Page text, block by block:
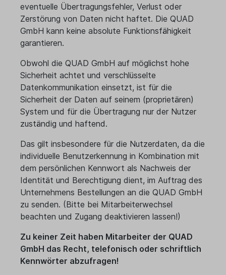
eventuelle Übertragungsfehler, Verlust oder
Zerstörung von Daten nicht haftet. Die QUAD
GmbH kann keine absolute Funktionsfähigkeit
garantieren.
Obwohl die QUAD GmbH auf möglichst hohe
Sicherheit achtet und verschlüsselte
Datenkommunikation einsetzt, ist für die
Sicherheit der Daten auf seinem (proprietären)
System und für die Übertragung nur der Nutzer
zuständig und haftend.
Das gilt insbesondere für die Nutzerdaten, da die
individuelle Benutzerkennung in Kombination mit
dem persönlichen Kennwort als Nachweis der
Identität und Berechtigung dient, im Auftrag des
Unternehmens Bestellungen an die QUAD GmbH
zu senden. (Bitte bei Mitarbeiterwechsel
beachten und Zugang deaktivieren lassen!)
Zu keiner Zeit haben Mitarbeiter der QUAD
GmbH das Recht, telefonisch oder schriftlich
Kennwörter abzufragen!